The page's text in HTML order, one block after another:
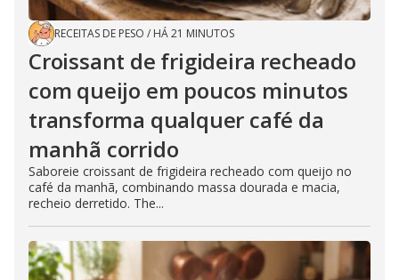
RECEITAS DE PESO / HÁ 21 MINUTOS
Croissant de frigideira recheado
com queijo em poucos minutos
transforma qualquer café da
manhã corrido
Saboreie croissant de frigideira recheado com queijo no
café da manhã, combinando massa dourada e macia,
recheio derretido. The...